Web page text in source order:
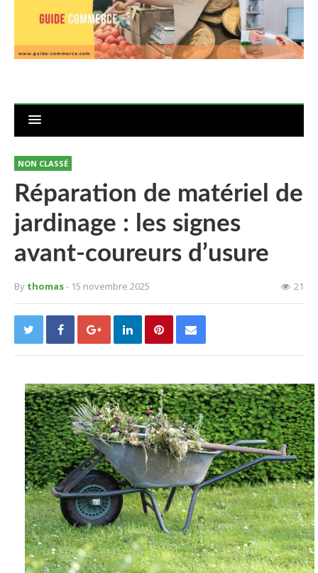
NON CLASSÉ
Réparation de matériel de
jardinage : les signes
avant-coureurs d’usure
By thomas- 15 novembre 2025 21